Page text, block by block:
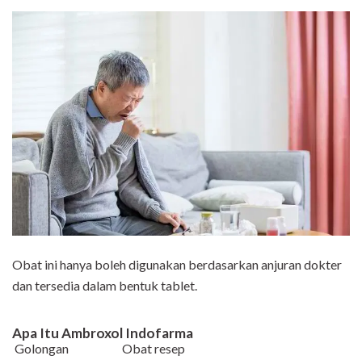
Obat ini hanya boleh digunakan berdasarkan anjuran dokter
dan tersedia dalam bentuk tablet.
Apa Itu Ambroxol Indofarma
Golongan Obat resep